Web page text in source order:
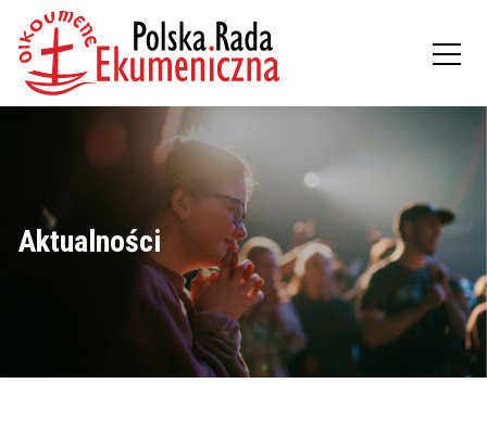
Aktualności